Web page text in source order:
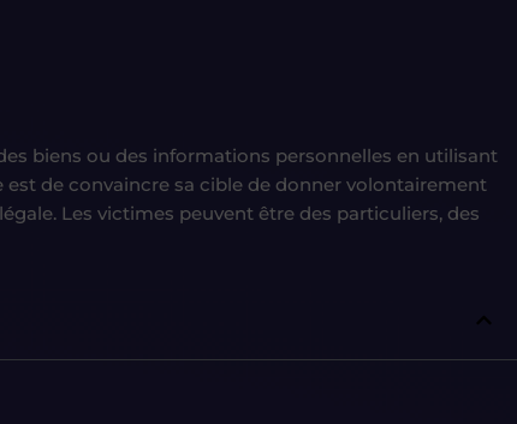
biens ou des informations personnelles en utilisant
est de convaincre sa cible de donner volontairement
Les victimes peuvent être des particuliers, des